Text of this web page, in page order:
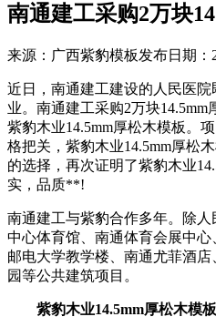
南通建工采购2万块
来源：广西紫豹模板发布日期：
近日，南通建工建设的人民医
业。南通建工采购2万块
紫豹木业14.5mm厚松木模板。
格把关，紫豹木业14.5mm厚松
的选择，再次证明了紫豹木业
实，品质**!
南通建工与紫豹合作多年。除
中心体育馆、南通体育会展中
邮电大学教学楼、南通尤菲酒
园等公共建筑项目。
紫豹木业14.5mm厚松木模